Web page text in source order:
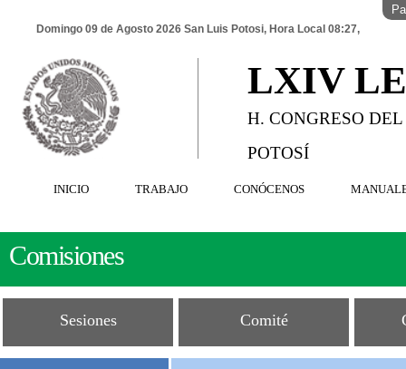
Domingo 09 de Agosto 2026 San Luis Potosi, Hora Local 08:27,
LXIV
H. CONGRESO
POTOSÍ
INICIO TRABAJO CONÓCENOS
Comisiones
Sesiones Comité